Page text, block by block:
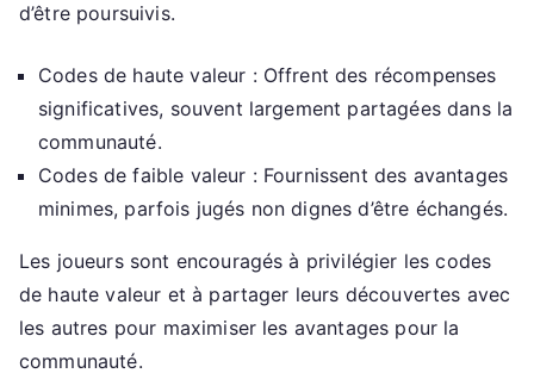
d’être poursuivis.
Codes de haute valeur : Offrent des récompenses
significatives, souvent largement partagées dans la
communauté.
Codes de faible valeur : Fournissent des avantages
minimes, parfois jugés non dignes d’être échangés.
Les joueurs sont encouragés à privilégier les codes
de haute valeur et à partager leurs découvertes avec
les autres pour maximiser les avantages pour la
communauté.